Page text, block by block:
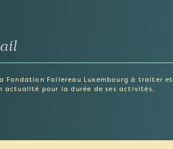
Follereau Luxembourg à traiter et
actualité pour la durée de ses activités.